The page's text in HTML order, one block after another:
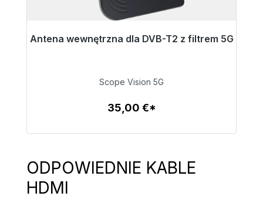
Antena wewnętrzna dla DVB-T2 z filtrem 5G
Gotowy do natychmiastowej wysyłki, czas
35,00 €
Scope Vision 5G
35,00 €*
Pomiń galerię produktów
ODPOWIEDNIE KABLE
HDMI